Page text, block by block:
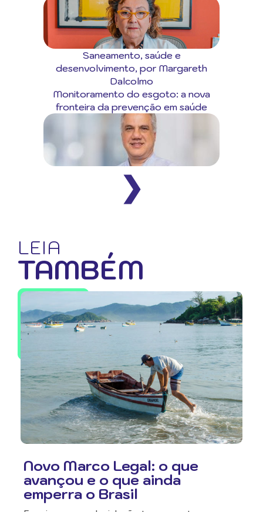
Saneamento, saúde e
desenvolvimento, por Margareth
Dalcolmo
Monitoramento do esgoto: a nova
fronteira da prevenção em saúde
❯
LEIA
TAMBÉM
Novo Marco Legal: o que
avançou e o que ainda
emperra o Brasil